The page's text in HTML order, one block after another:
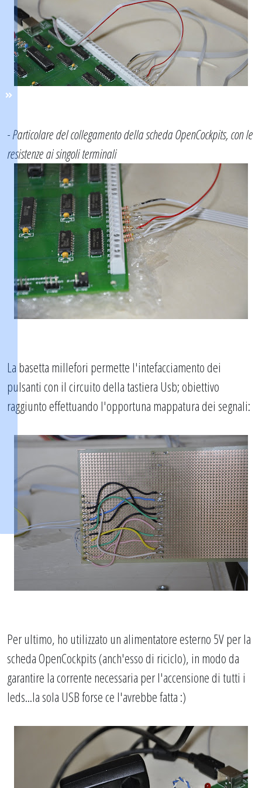
- Particolare del collegamento della scheda OpenCockpits, con le
resistenze ai singoli terminali
La basetta millefori permette l'intefacciamento dei
pulsanti con il circuito della tastiera Usb; obiettivo
raggiunto effettuando l'opportuna mappatura dei segnali:
Per ultimo, ho utilizzato un alimentatore esterno 5V per la
scheda OpenCockpits (anch'esso di riciclo), in modo da
garantire la corrente necessaria per l'accensione di tutti i
leds...la sola USB forse ce l'avrebbe fatta :)